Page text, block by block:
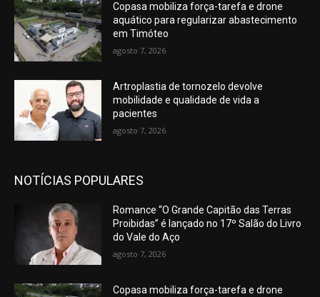
Copasa mobiliza força-tarefa e drone
aquático para regularizar abastecimento
em Timóteo
agosto 7, 2026
Artroplastia de tornozelo devolve
mobilidade e qualidade de vida a
pacientes
agosto 7, 2026
NOTÍCIAS POPULARES
Romance “O Grande Capitão das Terras
Proibidas” é lançado no 17º Salão do Livro
do Vale do Aço
agosto 7, 2026
Copasa mobiliza força-tarefa e drone